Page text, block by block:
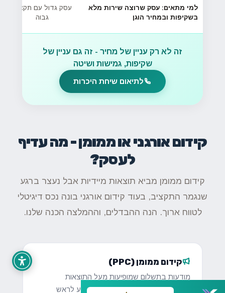
למי מתאים: עסק שרוצה שירות מלא
בשקיפות ובמחיר הוגן
עסק גדול עם תקציב
גבוה
זה לא רק עניין של מחיר - זה גם עניין של
שקיפות, גמישות ושיטה
לתיאום שיחת היכרות
קידום אורגני או ממומן - מה עדיף
לעסק?
קידום ממומן מביא תוצאות מיידיות אבל נעצר ברגע
שנגמר התקציב, בעוד קידום אורגני בונה נכס דיגיטלי
לטווח ארוך. הנה ההבדלים, וההמלצה הכנה שלנו.
קידום ממומן (PPC)
מודעות בתשלום שמופיעות מעל התוצאות
האורגניות. הדרך המהירה ביותר להגיע לראש